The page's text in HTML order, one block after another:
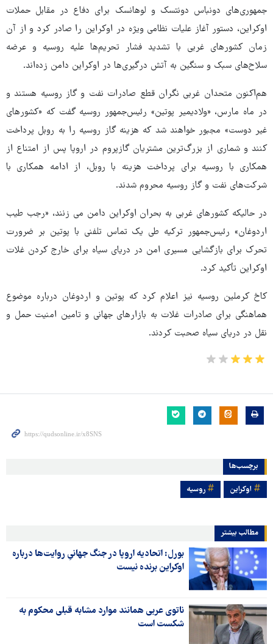
جمهوری‌های دونباس دونتسک و لوهانسک برای دفاع در مقابل حملات
اوکراین، دستور آغاز علیات نظامی ویژه در اوکراین را صادر کرد و از آن
زمان کشورهای غربی با تشدید فشار تحریم‌ها علیه روسیه و عرضه
سلاح‌های سبک و سنگین به آتش درگیری‌ها در اوکراین دامن زده‌اند.
هم‌اکنون متحدان غربی نگران قطع صادرات نفت و گاز روسیه هستند و
در ماه مارس، «ولادیمیر پوتین» رئیس‌جمهور روسیه گفت که «کشورهای
غیر دوست» مجبور خواهند شد که هزینه گاز روسیه را به روبل پرداخت
کنند و شماری از بزرگ‌ترین مشتریان گازپروم در اروپا پس از امتناع از
همکاری با روسیه برای پرداخت هزینه با روبل، از ادامه همکاری با
شرکت‌های نفت و گاز روسیه محروم شدند.
در حالیکه کشورهای غربی به بحران اوکراین دامن می زنند، «رجب طیب
اردوغان» رئیس‌جمهور ترکیه طی یک تماس تلفنی با پوتین بر ضرورت
تحرک برای بازگشایی مسیری امن در دریای سیاه برای خارج کردن غلات
اوکراین تأکید کرد.
کاخ کرملین روسیه نیز اعلام کرد که پوتین و اردوغان درباره موضوع
هماهنگی برای صادرات غلات به بازارهای جهانی و تامین امنیت حمل و
نقل در دریای سیاه صحبت کردند.
برچسب‌ها
اوکراین روسیه
مطالب بیشتر
بورل: اتحادیه اروپا در جنگ جهانیِ روایت‌ها درباره
اوکراین برنده نیست
ناتوی عربی همانند موارد مشابه قبلی محکوم به
شکست است